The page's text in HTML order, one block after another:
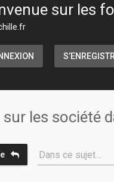
sur les
les société
Dans ce sujet…